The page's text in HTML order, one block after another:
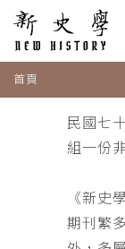
首頁
民國七
組一份
《新史
期刊繁